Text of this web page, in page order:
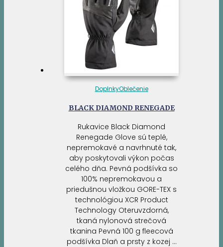
DoplnkyOblečenie
BLACK DIAMOND RENEGADE
Rukavice Black Diamond
Renegade Glove sú teplé,
nepremokavé a navrhnuté tak,
aby poskytovali výkon počas
celého dňa. Pevná podšívka so
100% nepremokavou a
priedušnou vložkou GORE-TEX s
technológiou XCR Product
Technology Oteruvzdorná,
tkaná nylonová strečová
tkanina Pevná 100 g fleecová
podšívka Dlaň a prsty z kozej …